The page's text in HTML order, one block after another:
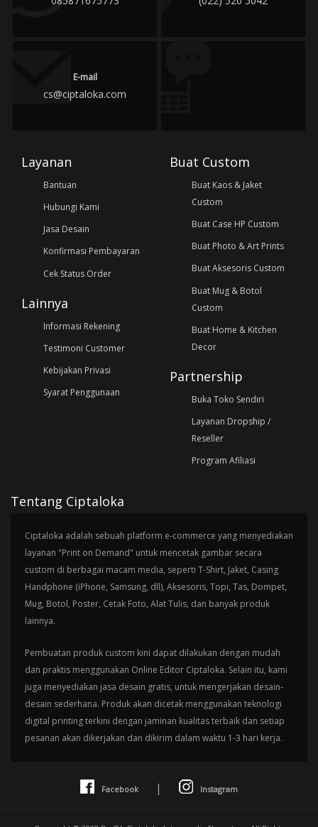
E-mail
cs@ciptaloka.com
Layanan
Bantuan
Hubungi Kami
Jasa Desain
Konfirmasi Pembayaran
Cek Status Order
Lainnya
Informasi Rekening
Testimoni Customer
Kebijakan Privasi
Syarat Penggunaan
Buat Custom
Buat Kaos & Jaket
Custom
Buat Case HP Custom
Buat Photo & Art Prints
Buat Aksesoris Custom
Buat Mug & Botol
Custom
Buat Home & Kitchen
Decor
Partnership
Buka Toko Sendiri
Layanan Dropship /
Reseller
Program Afiliasi
Tentang Ciptaloka
Ciptaloka adalah sebuah platform e-commerce yang menyediakan
layanan "Print on Demand" untuk mencetak gambar secara
custom di berbagai macam media, seperti T-Shirt, Jaket, Casing
Handphone (iPhone, Samsung, dll), Aksesoris, Topi, Tas, Dompet,
Mug, Botol, Poster, Cetak Foto, Alat Tulis, dan banyak produk
lainnya.
Pembuatan produk custom kini dapat dilakukan dengan mudah
dan praktis menggunakan Online Editor Ciptaloka. Selain itu, kami
juga menyediakan jasa desain gratis, untuk mengerjakan desain-
desain sederhana. Produk akan dicetak menggunakan teknologi
digital printing terkini dengan jaminan kualitas terbaik dan setiap
pesanan akan dikerjakan dan dikirim dalam waktu 1-3 hari kerja.
Facebook | Instagram